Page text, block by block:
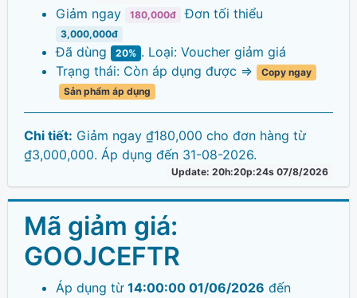
Giảm ngay 180,000đ Đơn tối thiểu
3,000,000đ
Đã dùng 20% . Loại: Voucher giảm giá
Trạng thái: Còn áp dụng được =>
Copy ngay
Sản phẩm áp dụng
Chi tiết: Giảm ngay ₫180,000 cho đơn hàng từ
₫3,000,000. Áp dụng đến 31-08-2026.
Update: 20h:20p:24s 07/8/2026
Mã giảm giá:
GOOJCEFTR
Áp dụng từ 14:00:00 01/06/2026 đến